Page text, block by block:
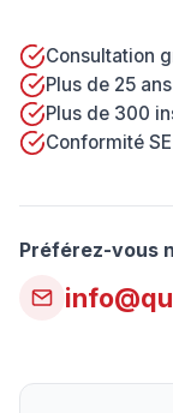
Consultation
Plus de 25
Plus de 300
Conformité
Préférez-vous